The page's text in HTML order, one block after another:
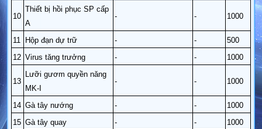
10
Thiết bị hồi phục SP cấp
A
- - 1000
11 Hộp đạn dự trữ - -
500
12 Virus tăng trưởng - - 1000
13
Lưỡi gươm quyền năng
MK-I
- - 1000
14 Gà tây nướng - -
1000
15 Gà tây quay - -
1000